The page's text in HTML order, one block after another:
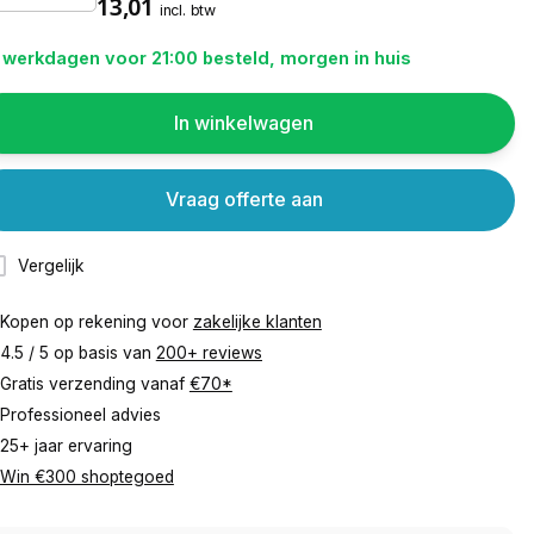
incl. btw
werkdagen voor 21:00 besteld, morgen in huis
In winkelwagen
Vergelijk
Vraag offerte aan
Kopen op rekening voor zakelijke klanten
4.5 / 5 op basis van 200+ reviews
Gratis verzending vanaf €70*
Professioneel advies
25+ jaar ervaring
Win €300 shoptegoed